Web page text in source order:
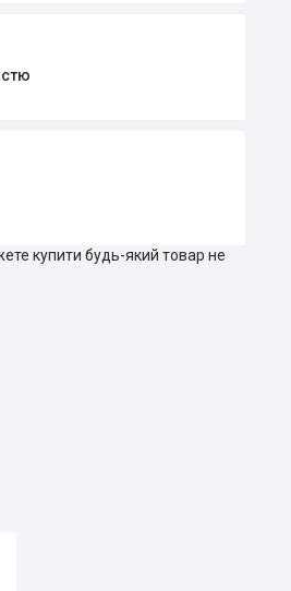
купити будь-який товар не